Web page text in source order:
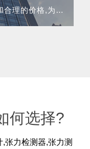
合理的价格,为企
何选择?
张力检测器,张力测